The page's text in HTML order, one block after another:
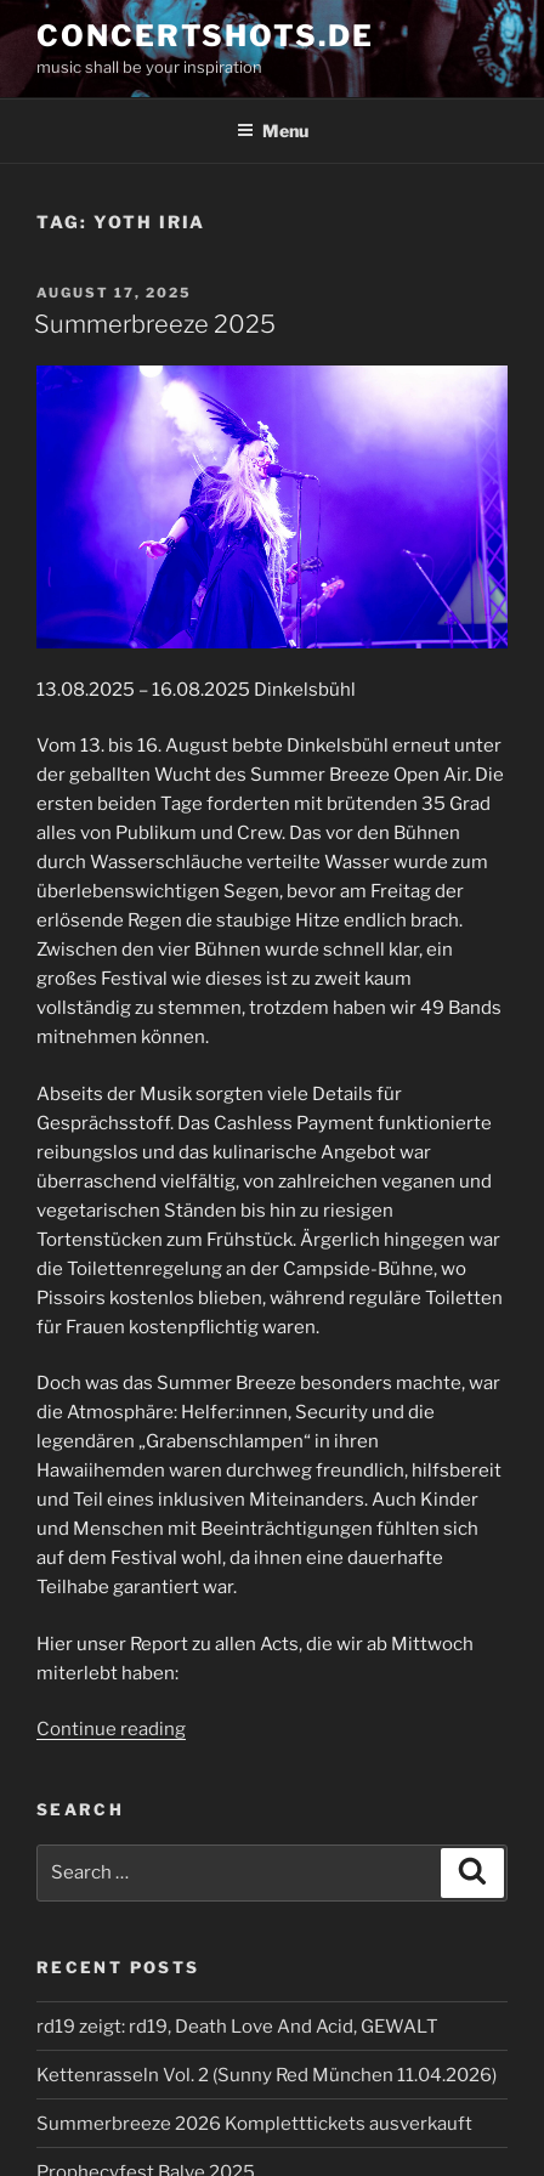
to
content
CONCERTSHOTS.DE
music shall be your inspiration
Menu
TAG: YOTH IRIA
POSTED
ON
AUGUST 17, 2025
Summerbreeze 2025
13.08.2025 – 16.08.2025 Dinkelsbühl
Vom 13. bis 16. August bebte Dinkelsbühl erneut unter
der geballten Wucht des Summer Breeze Open Air. Die
ersten beiden Tage forderten mit brütenden 35 Grad
alles von Publikum und Crew. Das vor den Bühnen
durch Wasserschläuche verteilte Wasser wurde zum
überlebenswichtigen Segen, bevor am Freitag der
erlösende Regen die staubige Hitze endlich brach.
Zwischen den vier Bühnen wurde schnell klar, ein
großes Festival wie dieses ist zu zweit kaum
vollständig zu stemmen, trotzdem haben wir 49 Bands
mitnehmen können.
Abseits der Musik sorgten viele Details für
Gesprächsstoff. Das Cashless Payment funktionierte
reibungslos und das kulinarische Angebot war
überraschend vielfältig, von zahlreichen veganen und
vegetarischen Ständen bis hin zu riesigen
Tortenstücken zum Frühstück. Ärgerlich hingegen war
die Toilettenregelung an der Campside-Bühne, wo
Pissoirs kostenlos blieben, während reguläre Toiletten
für Frauen kostenpflichtig waren.
Doch was das Summer Breeze besonders machte, war
die Atmosphäre: Helfer:innen, Security und die
legendären „Grabenschlampen“ in ihren
Hawaiihemden waren durchweg freundlich, hilfsbereit
und Teil eines inklusiven Miteinanders. Auch Kinder
und Menschen mit Beeinträchtigungen fühlten sich
auf dem Festival wohl, da ihnen eine dauerhafte
Teilhabe garantiert war.
Hier unser Report zu allen Acts, die wir ab Mittwoch
miterlebt haben:
Continue reading“Summerbreeze
SEARCH
RECENT POSTS
rd19 zeigt: rd19, Death Love And Acid, GEWALT
Kettenrasseln Vol. 2 (Sunny Red München 11.04.2026)
Summerbreeze 2026 Kompletttickets ausverkauft